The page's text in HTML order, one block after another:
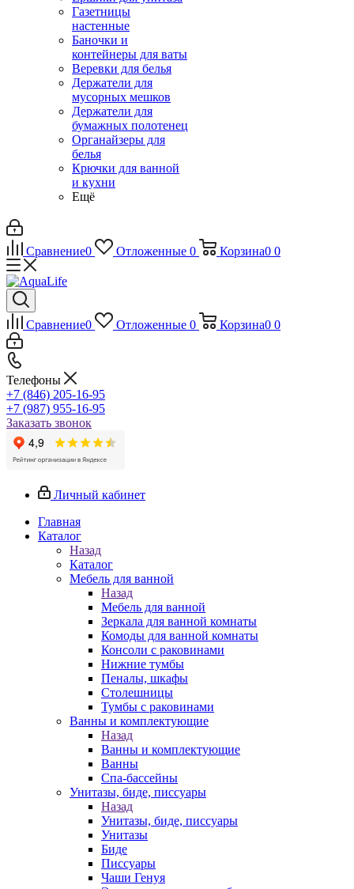
Газетницы
настенные
Баночки и
контейнеры для ваты
Веревки для белья
Держатели для
мусорных мешков
Держатели для
бумажных полотенец
Органайзеры для
белья
Крючки для ванной
и кухни
Ещё
Сравнение0 Отложенные 0 Корзина0 0
Сравнение0 Отложенные 0 Корзина0 0
Телефоны
+7 (846) 205-16-95
+7 (987) 955-16-95
Заказать звонок
Личный кабинет
Главная
Каталог
Назад
Каталог
Мебель для ванной
Назад
Мебель для ванной
Зеркала для ванной комнаты
Комоды для ванной комнаты
Консоли с раковинами
Нижние тумбы
Пеналы, шкафы
Столешницы
Тумбы с раковинами
Ванны и комплектующие
Назад
Ванны и комплектующие
Ванны
Спа-бассейны
Унитазы, биде, писсуары
Назад
Унитазы, биде, писсуары
Унитазы
Биде
Писсуары
Чаши Генуя